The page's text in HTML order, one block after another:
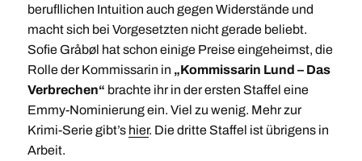
berufllichen Intuition auch gegen Widerstände und
macht sich bei Vorgesetzten nicht gerade beliebt.
Sofie Gråbøl hat schon einige Preise eingeheimst, die
Rolle der Kommissarin in „Kommissarin Lund – Das
Verbrechen“ brachte ihr in der ersten Staffel eine
Emmy-Nominierung ein. Viel zu wenig. Mehr zur
Krimi-Serie gibt’s hier. Die dritte Staffel ist übrigens in
Arbeit.